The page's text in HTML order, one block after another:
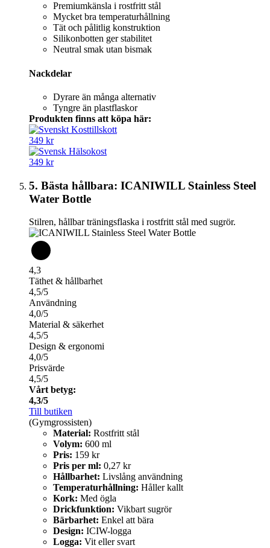
Premiumkänsla i rostfritt stål
Mycket bra temperaturhållning
Tät och pålitlig konstruktion
Silikonbotten ger stabilitet
Neutral smak utan bismak
Nackdelar
Dyrare än många alternativ
Tyngre än plastflaskor
Produkten finns att köpa här:
349 kr
349 kr
5. Bästa hållbara: ICANIWILL Stainless Steel
Water Bottle
Stilren, hållbar träningsflaska i rostfritt stål med sugrör.
4,3
Täthet & hållbarhet
4,5/5
Användning
4,0/5
Material & säkerhet
4,5/5
Design & ergonomi
4,0/5
Prisvärde
4,5/5
Vårt betyg:
4,3/5
Till butiken
(Gymgrossisten)
Material: Rostfritt stål
Volym: 600 ml
Pris: 159 kr
Pris per ml: 0,27 kr
Hållbarhet: Livslång användning
Temperaturhållning: Håller kallt
Kork: Med ögla
Drickfunktion: Vikbart sugrör
Bärbarhet: Enkel att bära
Design: ICIW-logga
Logga: Vit eller svart